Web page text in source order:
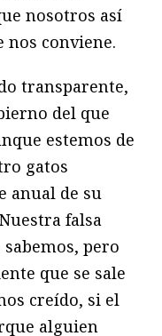
nosotros así
nos conviene.
transparente,
del que
estemos de
gatos
anual de su
falsa
pero
que se sale
creído, si el
alguien